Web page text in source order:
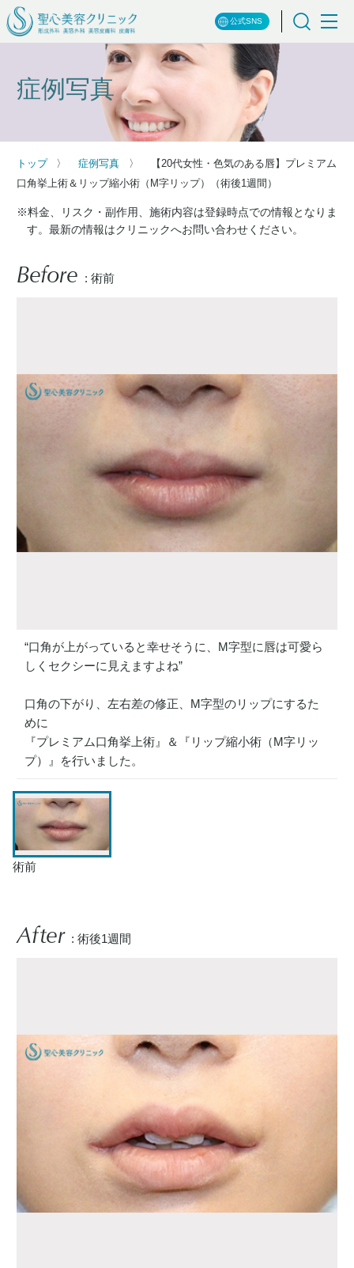
公式SNS
症例写真
トップ 症例写真
【20代女性・色気のある唇】プレミアム
口角挙上術＆リップ縮小術（M字リップ）（術後1週間）
※料金、リスク・副作用、施術内容は登録時点での情報となりま
す。最新の情報はクリニックへお問い合わせください。
Before : 術前
“口角が上がっていると幸せそうに、M字型に唇は可愛ら
しくセクシーに見えますよね”
口角の下がり、左右差の修正、M字型のリップにするた
めに
『プレミアム口角挙上術』＆『リップ縮小術（M字リッ
プ）』を行いました。
術前
After : 術後1週間